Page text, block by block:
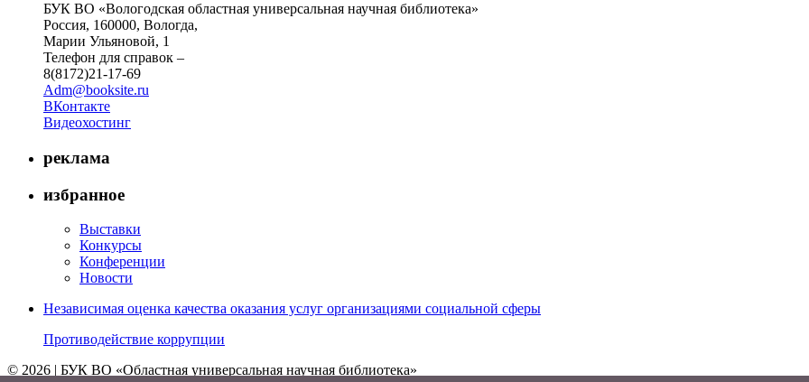
БУК ВО «Вологодская областная универсальная научная библиотека»
Россия, 160000, Вологда,
Марии Ульяновой, 1
Телефон для справок –
8(8172)21-17-69
Adm@booksite.ru
ВКонтакте
Видеохостинг
реклама
избранное
Выставки
Конкурсы
Конференции
Новости
Независимая оценка качества оказания услуг организациями социальной сферы
Противодействие коррупции
© 2026 | БУК ВО «Областная универсальная научная библиотека»